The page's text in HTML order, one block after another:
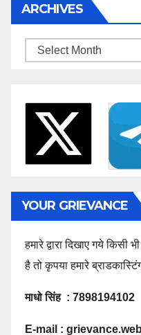
ARCHIVES
Archives
YOUR GRIEVANCE
हमारे द्वारा दिखाए गये
है तो कृपया हमारे
माधो सिंह : 7898194102
E-mail :